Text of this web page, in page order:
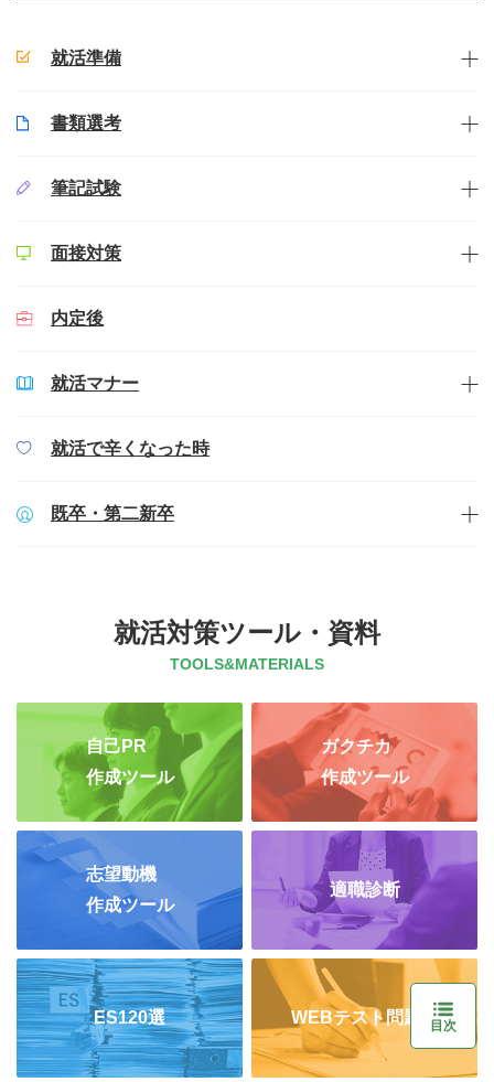
就活準備
書類選考
筆記試験
面接対策
内定後
就活マナー
就活で辛くなった時
既卒・第二新卒
就活対策ツール・資料
TOOLS&MATERIALS
自己PR
作成ツール
ガクチカ
作成ツール
志望動機
作成ツール
適職診断
ES120選 WEBテスト問題集目次